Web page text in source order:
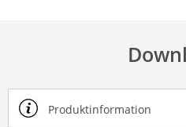
Produktinformation